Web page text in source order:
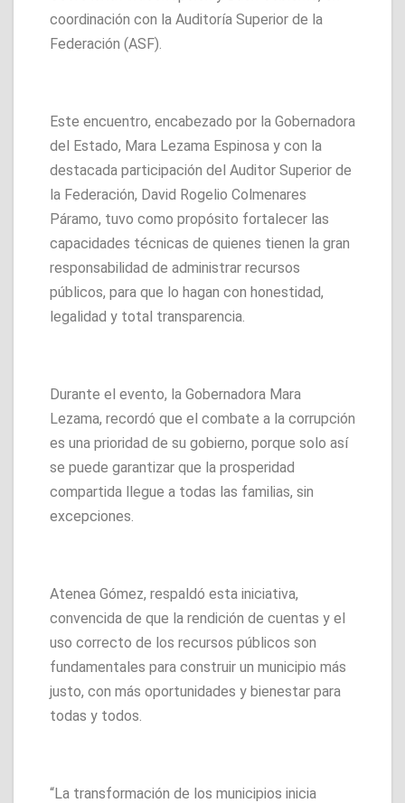
coordinación con la Auditoría Superior de la
Federación (ASF).
Este encuentro, encabezado por la Gobernadora
del Estado, Mara Lezama Espinosa y con la
destacada participación del Auditor Superior de
la Federación, David Rogelio Colmenares
Páramo, tuvo como propósito fortalecer las
capacidades técnicas de quienes tienen la gran
responsabilidad de administrar recursos
públicos, para que lo hagan con honestidad,
legalidad y total transparencia.
Durante el evento, la Gobernadora Mara
Lezama, recordó que el combate a la corrupción
es una prioridad de su gobierno, porque solo así
se puede garantizar que la prosperidad
compartida llegue a todas las familias, sin
excepciones.
Atenea Gómez, respaldó esta iniciativa,
convencida de que la rendición de cuentas y el
uso correcto de los recursos públicos son
fundamentales para construir un municipio más
justo, con más oportunidades y bienestar para
todas y todos.
“La transformación de los municipios inicia